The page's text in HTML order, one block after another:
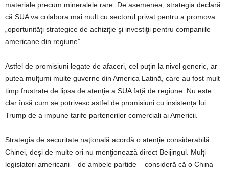
materiale precum mineralele rare. De asemenea, strategia declară
că SUA va colabora mai mult cu sectorul privat pentru a promova
„oportunităţi strategice de achiziţie şi investiţii pentru companiile
americane din regiune”.
Astfel de promisiuni legate de afaceri, cel puţin la nivel generic, ar
putea mulţumi multe guverne din America Latină, care au fost mult
timp frustrate de lipsa de atenţie a SUA faţă de regiune. Nu este
clar însă cum se potrivesc astfel de promisiuni cu insistenţa lui
Trump de a impune tarife partenerilor comerciali ai Americii.
Strategia de securitate naţională acordă o atenţie considerabilă
Chinei, deşi de multe ori nu menţionează direct Beijingul. Mulţi
legislatori americani – de ambele partide – consideră că o China